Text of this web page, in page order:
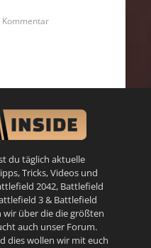
Kommentar
du täglich aktuelle
Tricks, Videos und
2042, Battlefield
3& Battlefield
über die die größten
auch unser Forum.
dies wollen wir mit euch